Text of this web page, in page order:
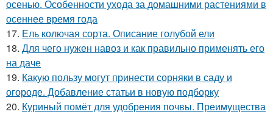
осенью. Особенности ухода за домашними растениями в
осеннее время года
17. Ель колючая сорта. Описание голубой ели
18. Для чего нужен навоз и как правильно применять его
на даче
19. Какую пользу могут принести сорняки в саду и
огороде. Добавление статьи в новую подборку
20. Куриный помёт для удобрения почвы. Преимущества